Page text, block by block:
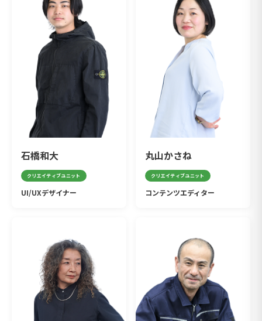
石橋和大
クリエイティブユニット
UI/UXデザイナー
丸山かさね
クリエイティブユニット
コンテンツエディター